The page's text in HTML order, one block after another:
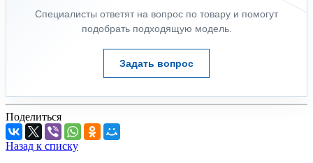
Специалисты ответят на вопрос по товару и помогут
подобрать подходящую модель.
Задать вопрос
Поделиться
Назад к списку